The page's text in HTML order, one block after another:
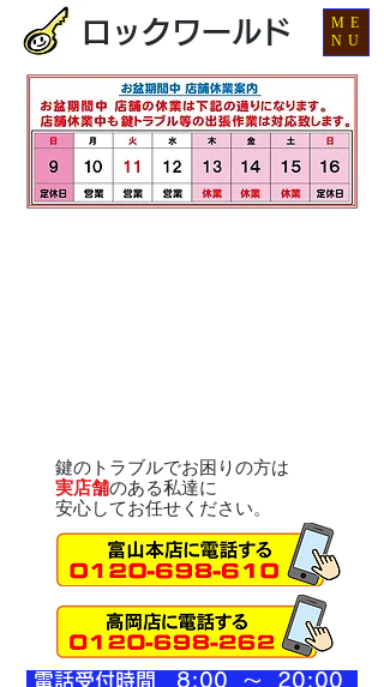
ロックワールド
鍵のトラブルでお困りの方は
実店舗のある私達に
安心してお任せください。
​電話受付時間 8:00 ～ 20:00
ME
NU